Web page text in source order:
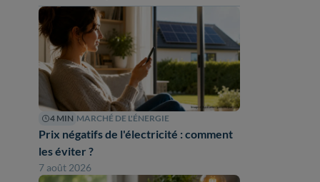
4 MIN MARCHÉ DE L'ÉNERGIE
Prix négatifs de l'électricité : comment
les éviter ?
7 août 2026